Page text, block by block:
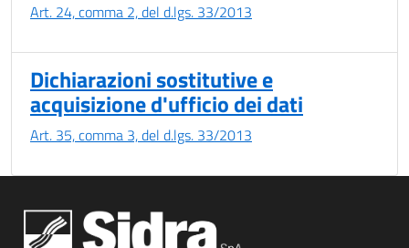
Art. 24, comma 2, del d.lgs. 33/2013
Dichiarazioni sostitutive e
acquisizione d'ufficio dei dati
Art. 35, comma 3, del d.lgs. 33/2013